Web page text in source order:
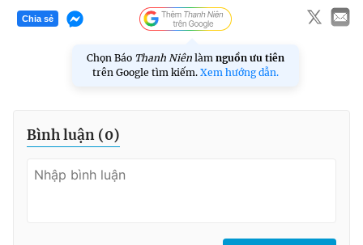
Chia sẻ
Chọn Báo Thanh Niên làm nguồn ưu tiên
trên Google tìm kiếm. Xem hướng dẫn.
Bình luận (0)